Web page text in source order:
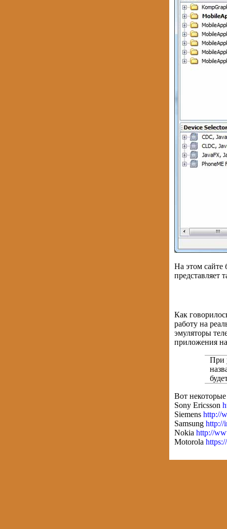
На этом сайте
представляет
Как
работу на
эмуляторы
приложения
При
Вот
Sony Ericsson
Siemens http://
Samsung http://
Nokia http://
Motorola